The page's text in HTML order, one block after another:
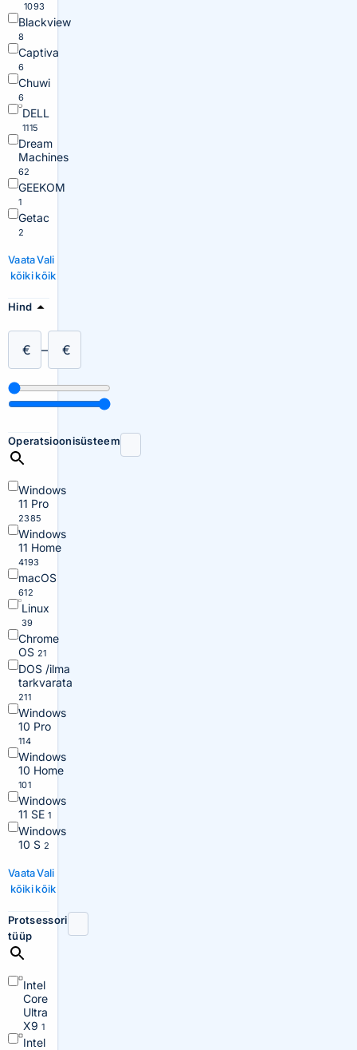
1093
Blackview
8
Captiva
6
Chuwi
6
DELL
1115
Dream
Machines
62
GEEKOM
1
Getac
2
Vaata
kõiki
Vali
kõik
Hind
€ – €
Operatsioonisüsteem
Windows
11 Pro
2385
Windows
11 Home
4193
macOS
612
Linux
39
Chrome
OS 21
DOS /ilma
tarkvarata
211
Windows
10 Pro
114
Windows
10 Home
101
Windows
11 SE 1
Windows
10 S 2
Vaata
kõiki
Vali
kõik
Protsessori
tüüp
Intel
Core
Ultra
X91
Intel